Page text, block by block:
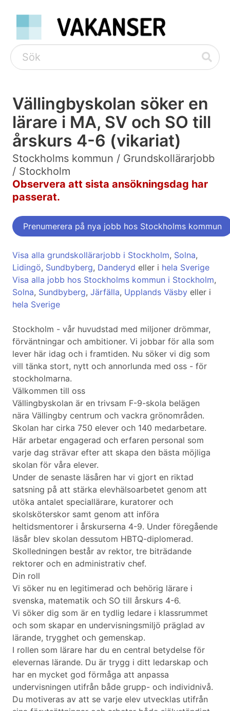
Vällingbyskolan söker en
lärare i MA, SV och SO till
årskurs 4-6 (vikariat)
Stockholms kommun / Grundskollärarjobb
/ Stockholm
Observera att sista ansökningsdag har
passerat.
Prenumerera på nya jobb hos Stockholms kommun
Visa alla grundskollärarjobb i Stockholm, Solna,
Lidingö, Sundbyberg, Danderyd eller i hela Sverige
Visa alla jobb hos Stockholms kommun i Stockholm,
Solna, Sundbyberg, Järfälla, Upplands Väsby eller i
hela Sverige
Stockholm - vår huvudstad med miljoner drömmar,
förväntningar och ambitioner. Vi jobbar för alla som
lever här idag och i framtiden. Nu söker vi dig som
vill tänka stort, nytt och annorlunda med oss - för
stockholmarna.
Välkommen till oss
Vällingbyskolan är en trivsam F-9-skola belägen
nära Vällingby centrum och vackra grönområden.
Skolan har cirka 750 elever och 140 medarbetare.
Här arbetar engagerad och erfaren personal som
varje dag strävar efter att skapa den bästa möjliga
skolan för våra elever.
Under de senaste läsåren har vi gjort en riktad
satsning på att stärka elevhälsoarbetet genom att
utöka antalet speciallärare, kuratorer och
skolsköterskor samt genom att införa
heltidsmentorer i årskurserna 4-9. Under föregående
läsår blev skolan dessutom HBTQ-diplomerad.
Skolledningen består av rektor, tre biträdande
rektorer och en administrativ chef.
Din roll
Vi söker nu en legitimerad och behörig lärare i
svenska, matematik och SO till årskurs 4-6.
Vi söker dig som är en tydlig ledare i klassrummet
och som skapar en undervisningsmiljö präglad av
lärande, trygghet och gemenskap.
I rollen som lärare har du en central betydelse för
elevernas lärande. Du är trygg i ditt ledarskap och
har en mycket god förmåga att anpassa
undervisningen utifrån både grupp- och individnivå.
Du motiveras av att se varje elev utvecklas utifrån